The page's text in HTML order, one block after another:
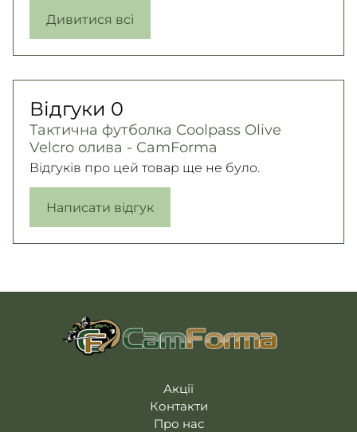
Дивитися всі
Відгуки 0
Тактична футболка Coolpass Olive
Velcro олива - CamForma
Відгуків про цей товар ще не було.
Написати відгук
Акції
Контакти
Про нас